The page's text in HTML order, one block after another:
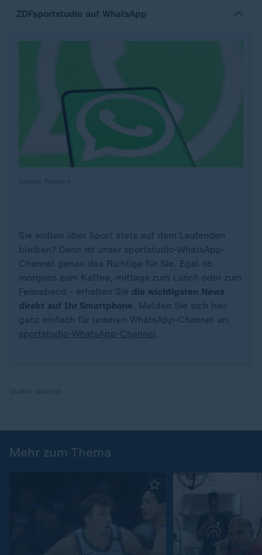
ZDFsportstudio auf WhatsApp
Sie wollen über Sport stets auf dem Laufenden
bleiben? Dann ist unser sportstudio-WhatsApp-
Channel genau das Richtige für Sie. Egal ob
morgens zum Kaffee, mittags zum Lunch oder zum
Feierabend - erhalten Sie die wichtigsten News
direkt auf Ihr Smartphone. Melden Sie sich hier
ganz einfach für unseren WhatsApp-Channel an:
sportstudio-WhatsApp-Channel.
Mehr zum Thema